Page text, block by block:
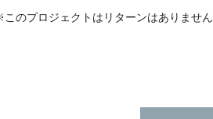
のプロジェクトはリターンはありませ